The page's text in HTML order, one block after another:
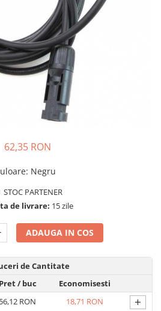
energie
62,35 RON
: Negru
STOC PARTENER
de livrare: 15 zile
ADAUGA IN COS
de Cantitate
Pret/ buc
Economisesti
56,12 RON 18,71 RON +